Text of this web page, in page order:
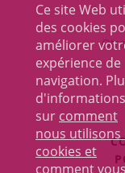
Ce site Web
des cookies
améliorer
expérience de
navigation.
d'informations
sur comment
nous utilisons
cookies et
comment